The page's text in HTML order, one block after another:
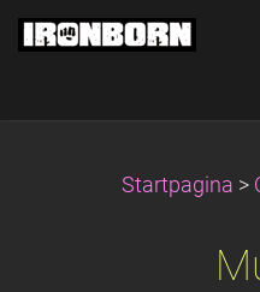
Startpagina >